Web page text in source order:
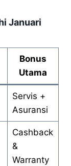
Januari
Bonus
Utama
Servis +
Asuransi
Cashback
&
Warranty